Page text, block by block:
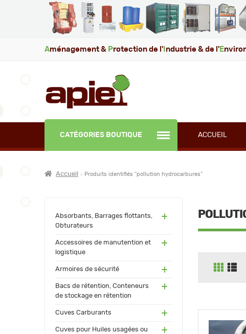
Aménagement & Protection de l' ndustrie & de l' E
CATÉGORIES BOUTIQUE ACCUEIL
Accueil Produits identifiés “pollution hydrocarbures”
Absorbants, Barrages flottants,
Obturateurs
(60)
Accessoires de manutention et
logistique
(55)
Armoires de sécurité (91)
Bacs de rétention, Conteneurs
de stockage en rétention
(171
Cuves Carburants
(17
Cuves pour Huiles usagées ou
(24)